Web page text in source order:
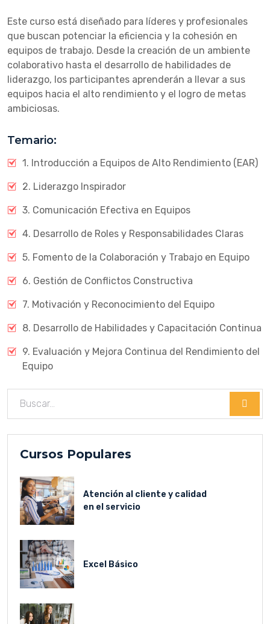
Este curso está diseñado para líderes y profesionales
que buscan potenciar la eficiencia y la cohesión en
equipos de trabajo. Desde la creación de un ambiente
colaborativo hasta el desarrollo de habilidades de
liderazgo, los participantes aprenderán a llevar a sus
equipos hacia el alto rendimiento y el logro de metas
ambiciosas.
Temario:
1. Introducción a Equipos de Alto Rendimiento (EAR)
2. Liderazgo Inspirador
3. Comunicación Efectiva en Equipos
4. Desarrollo de Roles y Responsabilidades Claras
5. Fomento de la Colaboración y Trabajo en Equipo
6. Gestión de Conflictos Constructiva
7. Motivación y Reconocimiento del Equipo
8. Desarrollo de Habilidades y Capacitación Continua
9. Evaluación y Mejora Continua del Rendimiento del
Equipo
Cursos Populares
Atención al cliente y calidad
en el servicio
Excel Básico